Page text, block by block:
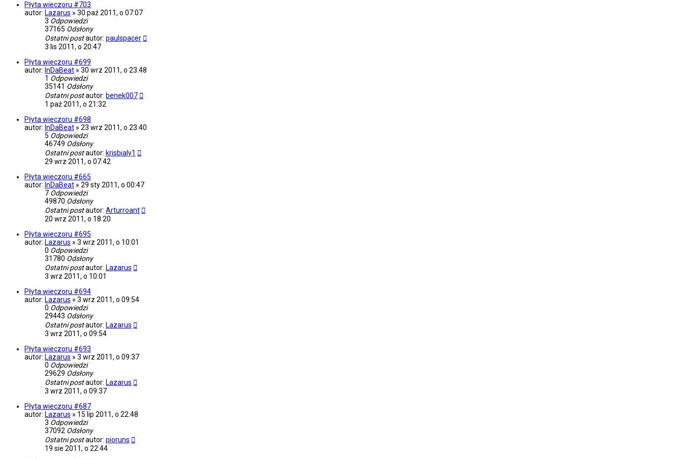
Płyta wieczoru #703
autor: Lazarus » 30 paź 2011, o 07:07
3 Odpowiedzi
37165 Odsłony
Ostatni postautor: paulspacer
3 lis 2011, o 20:47
Płyta wieczoru #699
autor: InDaBeat » 30 wrz 2011, o 23:48
1 Odpowiedzi
35141 Odsłony
Ostatni postautor: benek007
1 paź 2011, o 21:32
Płyta wieczoru #698
autor: InDaBeat » 23 wrz 2011, o 23:40
5 Odpowiedzi
46749 Odsłony
Ostatni postautor: krisbialy1
29 wrz 2011, o 07:42
Płyta wieczoru #665
autor: InDaBeat » 29 sty 2011, o 00:47
7 Odpowiedzi
49870 Odsłony
Ostatni postautor: Arturroant
20 wrz 2011, o 18:20
Płyta wieczoru #695
autor: Lazarus » 3 wrz 2011, o 10:01
0 Odpowiedzi
31780 Odsłony
Ostatni postautor: Lazarus
3 wrz 2011, o 10:01
Płyta wieczoru #694
autor: Lazarus » 3 wrz 2011, o 09:54
0 Odpowiedzi
29443 Odsłony
Ostatni postautor: Lazarus
3 wrz 2011, o 09:54
Płyta wieczoru #693
autor: Lazarus » 3 wrz 2011, o 09:37
0 Odpowiedzi
29629 Odsłony
Ostatni postautor: Lazarus
3 wrz 2011, o 09:37
Płyta wieczoru #687
autor: Lazarus » 15 lip 2011, o 22:48
3 Odpowiedzi
37092 Odsłony
Ostatni postautor: pioruns
19 sie 2011, o 22:44